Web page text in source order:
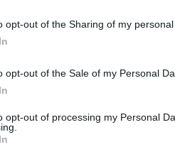
opt-out of the Sharing of my personal
opt-out of the Sale of my Personal
opt-out of processing my Personal
Gulyás Gergely: erről
Otthon Start-hitelt az